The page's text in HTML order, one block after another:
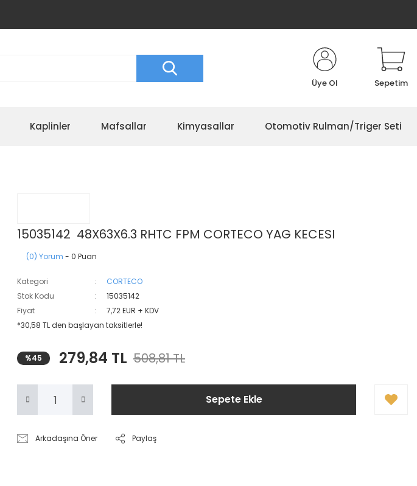
Üye Ol Sepetim
Kaplinler Mafsallar Kimyasallar Otomotiv Rulman/Triger Seti
15035142 48X63X6.3 RHTC FPM CORTECO YAG KECESI
(0) Yorum - 0 Puan
Kategori
CORTECO
Stok Kodu
15035142
Fiyat
7,72 EUR + KDV
*30,58 TL den başlayan taksitlerle!
%45 279,84 TL 508,81 TL
Sepete Ekle
Arkadaşına Öner Paylaş